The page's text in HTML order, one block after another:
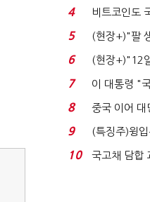
로봇·AI 등
4
비트코인도
처분' 기준은
5
(현장+)"팔
요"…'덜 똘
6
(현장+)"12
빈 매대 채우
7
이 대통령 "
적극적 조사
8
중국 이어 대
국전쟁’
9
(특징주)윙
지에 상한가
10
국고채 담합